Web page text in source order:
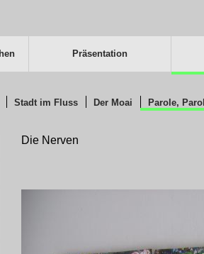
Präsentation
Stadt im Fluss Der Moai Parole,
Die Nerven